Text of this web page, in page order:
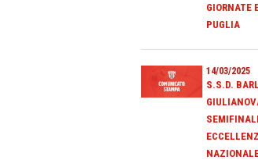
GIORNATE
PUGLIA
14/03/2025
S.S.D.